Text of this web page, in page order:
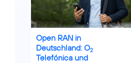
Open RAN in
Deutschland: O2
Telefónica und